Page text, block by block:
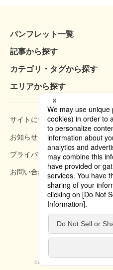
パンフレット一覧
記事から探す
カテゴリ・タグから探す
エリアから探す
サイトについて
お知らせ
プライバシーポリシー
お問い合わせ
Copyright © 2019 Tokyo Convention